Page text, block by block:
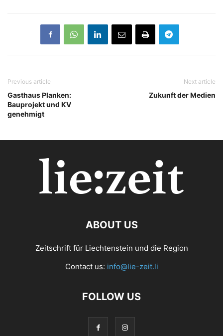
Previous article
Gasthaus Planken:
Bauprojekt und KV
genehmigt
Next article
Zukunft der Medien
ABOUT US
Zeitschrift für Liechtenstein und die Region
Contact us: info@lie-zeit.li
FOLLOW US